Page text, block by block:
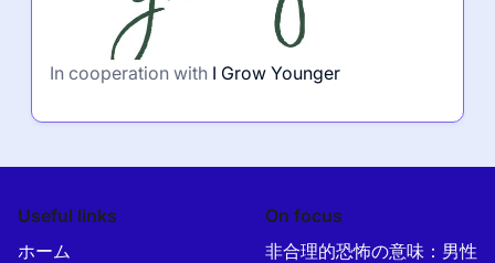
In cooperation with I Grow Younger
Useful links
ホーム
On focus
非合理的恐怖の意味：男性